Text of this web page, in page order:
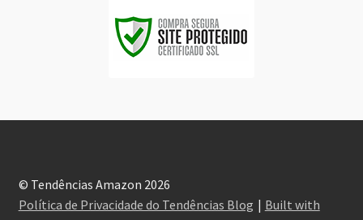
© Tendências Amazon 2026
Política de Privacidade do Tendências Blog
Built with